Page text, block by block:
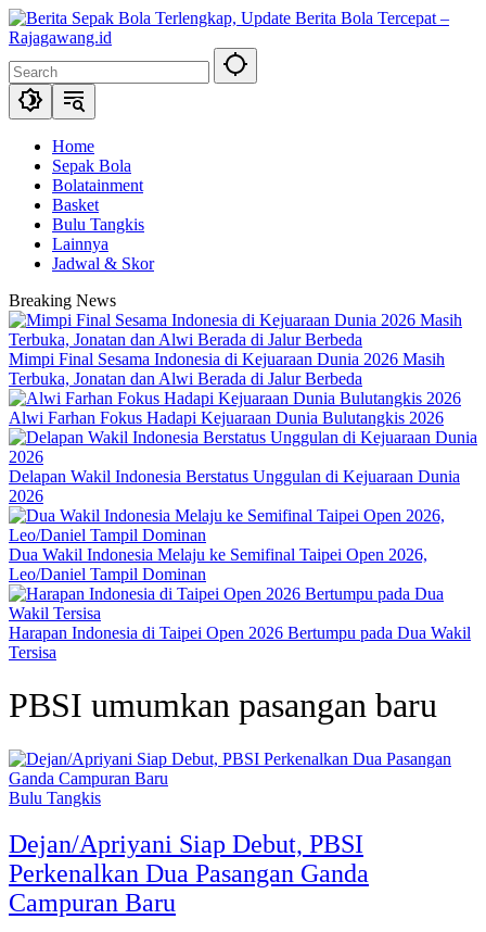
Skip
to
Home
Sepak Bola
Bolatainment
Basket
Bulu Tangkis
Lainnya
Jadwal & Skor
Breaking News
Mimpi Final Sesama Indonesia di Kejuaraan Dunia 2026 Masih
Terbuka, Jonatan dan Alwi Berada di Jalur Berbeda
Alwi Farhan Fokus Hadapi Kejuaraan Dunia Bulutangkis 2026
Delapan Wakil Indonesia Berstatus Unggulan di Kejuaraan Dunia
2026
Dua Wakil Indonesia Melaju ke Semifinal Taipei Open 2026,
Leo/Daniel Tampil Dominan
Harapan Indonesia di Taipei Open 2026 Bertumpu pada Dua Wakil
Tersisa
PBSI umumkan pasangan baru
Bulu Tangkis
Dejan/Apriyani Siap Debut, PBSI
Perkenalkan Dua Pasangan Ganda
Campuran Baru